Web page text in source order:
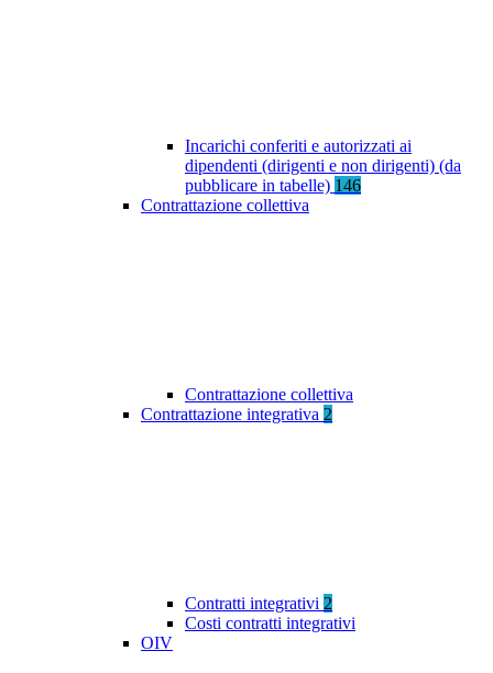
Incarichi conferiti e autorizzati ai
dipendenti (dirigenti e non dirigenti) (da
pubblicare in tabelle) 146
Contrattazione collettiva
Contrattazione collettiva
Contrattazione integrativa 2
Contratti integrativi 2
Costi contratti integrativi
OIV